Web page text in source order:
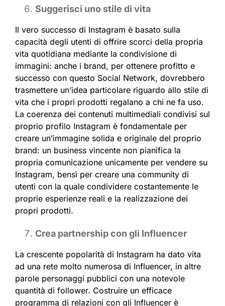
Suggerisci uno stile di vita
Il vero successo di Instagram è basato sulla
capacità degli utenti di offrire scorci della propria
vita quotidiana mediante la condivisione di
immagini: anche i brand, per ottenere profitto e
successo con questo Social Network, dovrebbero
trasmettere un’idea particolare riguardo allo stile di
vita che i propri prodotti regalano a chi ne fa uso.
La coerenza dei contenuti multimediali condivisi sul
proprio profilo Instagram è fondamentale per
creare un’immagine solida e originale del proprio
brand: un business vincente non pianifica la
propria comunicazione unicamente per vendere su
Instagram, bensì per creare una community di
utenti con la quale condividere costantemente le
proprie esperienze reali e la realizzazione dei
propri prodotti.
Crea partnership con gli Influencer
La crescente popolarità di Instagram ha dato vita
ad una rete molto numerosa di Influencer, in altre
parole personaggi pubblici con una notevole
quantità di follower. Costruire un efficace
programma di relazioni con gli Influencer è